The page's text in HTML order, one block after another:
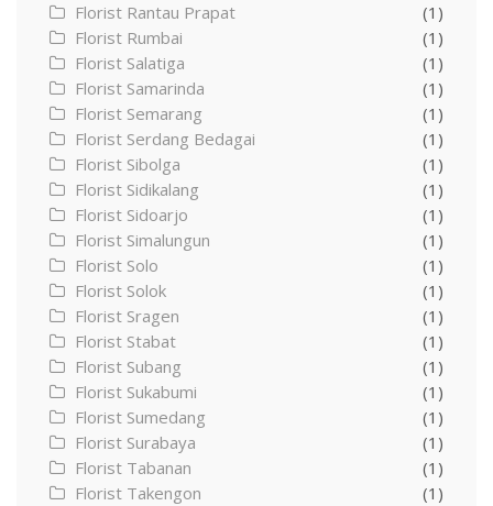
Florist Rantau Prapat
(1)
Florist Rumbai
(1)
Florist Salatiga
(1)
Florist Samarinda
(1)
Florist Semarang
(1)
Florist Serdang Bedagai
(1)
Florist Sibolga
(1)
Florist Sidikalang
(1)
Florist Sidoarjo
(1)
Florist Simalungun
(1)
Florist Solo
(1)
Florist Solok
(1)
Florist Sragen
(1)
Florist Stabat
(1)
Florist Subang
(1)
Florist Sukabumi
(1)
Florist Sumedang
(1)
Florist Surabaya
(1)
Florist Tabanan
(1)
Florist Takengon
(1)